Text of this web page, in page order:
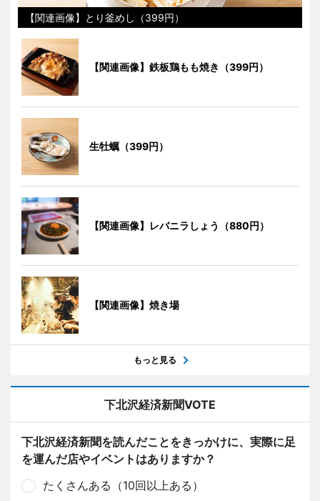
【関連画像】とり釜めし（399円）
【関連画像】鉄板鶏もも焼き（399円）
生牡蠣（399円）
【関連画像】レバニラしょう（880円）
【関連画像】焼き場
もっと見る
下北沢経済新聞VOTE
下北沢経済新聞を読んだことをきっかけに、実際に足
を運んだ店やイベントはありますか？
たくさんある（10回以上ある）